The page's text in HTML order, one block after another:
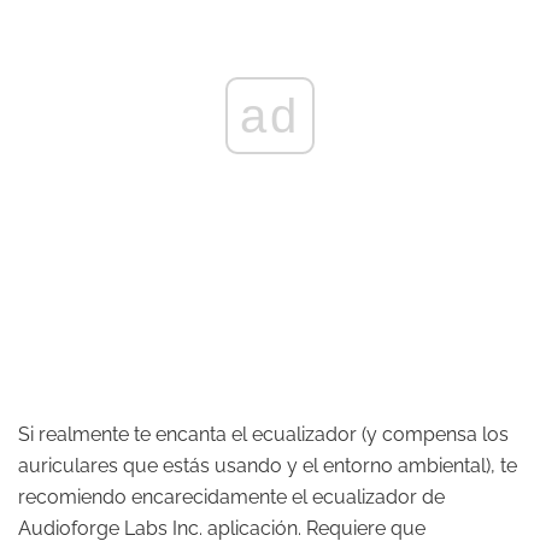
ad
Si realmente te encanta el ecualizador (y compensa los
auriculares que estás usando y el entorno ambiental), te
recomiendo encarecidamente el ecualizador de
Audioforge Labs Inc. aplicación. Requiere que